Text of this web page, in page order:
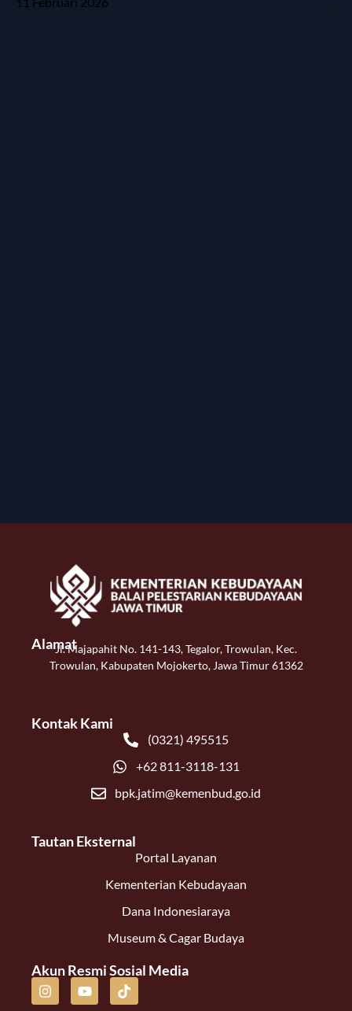
AlamatJl. Majapahit No. 141-143, Tegalor, Trowulan, Kec.
Trowulan, Kabupaten Mojokerto, Jawa Timur 61362
Kontak Kami
(0321) 495515
+62 811-3118-131
bpk.jatim@kemenbud.go.id
Tautan Eksternal
Portal Layanan
Kementerian Kebudayaan
Dana Indonesiaraya
Museum & Cagar Budaya
Akun Resmi Sosial Media